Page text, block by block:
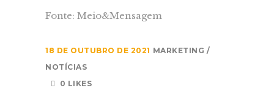
Fonte: Meio&Mensagem
18 DE OUTUBRO DE 2021 MARKETING
NOTÍCIAS
0 LIKES